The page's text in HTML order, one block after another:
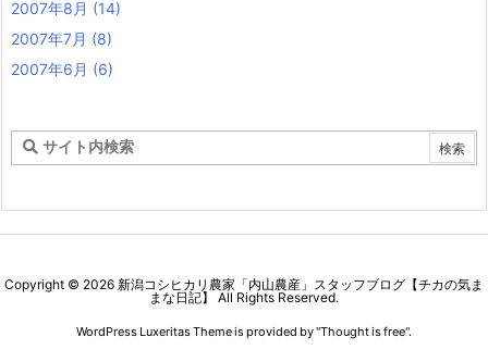
2007年8月 (14)
2007年7月 (8)
2007年6月 (6)
Copyright © 2026 新潟コシヒカリ農家「内山農産」スタッフブログ【チカの気ま
まな日記】 All Rights Reserved.
WordPress Luxeritas Theme is provided by "Thought is free".